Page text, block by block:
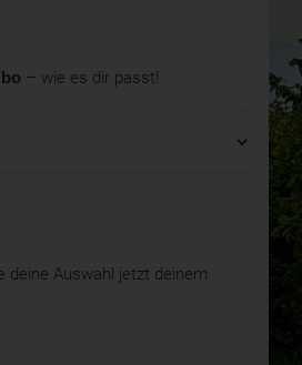
– wie es dir passt!
deine Auswahl jetzt deinem